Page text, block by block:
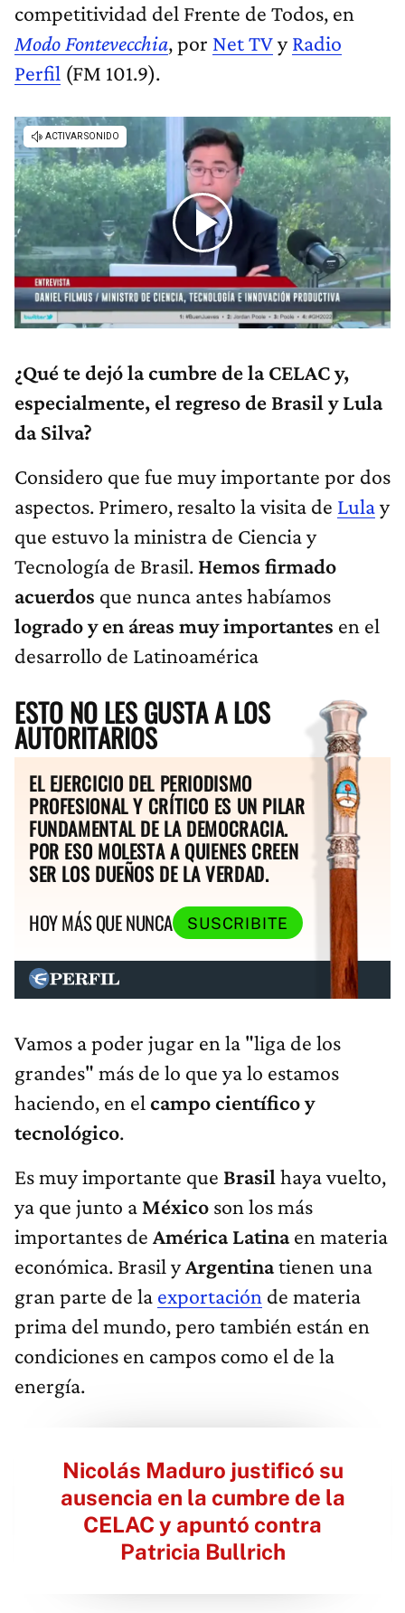
competitividad del Frente de Todos, en
Modo Fontevecchia, por Net TVyRadio
Perfil (FM 101.9).
¿Qué te dejó la cumbre de la CELAC y,
especialmente, el regreso de Brasil y Lula
da Silva?
Considero que fue muy importante por dos
aspectos. Primero, resalto la visita de Lulay
que estuvo la ministra de Ciencia y
Tecnología de Brasil. Hemos firmado
acuerdos que nunca antes habíamos
logrado y en áreas muy importantes en el
desarrollo de Latinoamérica
ESTO NO LES GUSTA A LOS
AUTORITARIOS
EL EJERCICIO DEL PERIODISMO
PROFESIONAL Y CRÍTICO ES UN PILAR
FUNDAMENTAL DE LA DEMOCRACIA.
POR ESO MOLESTA A QUIENES CREEN
SER LOS DUEÑOS DE LA VERDAD.
HOY MÁS QUE NUNCA
SUSCRIBITE
Vamos a poder jugar en la "liga de los
grandes" más de lo que ya lo estamos
haciendo, en el campo científico y
tecnológico.
Es muy importante que Brasil haya vuelto,
ya que junto a México son los más
importantes de América Latinaen materia
económica. Brasil yArgentinatienen una
gran parte de la exportación de materia
prima del mundo, pero también están en
condiciones en campos como el de la
energía.
Nicolás Maduro justificó su
ausencia en la cumbre de la
CELAC y apuntó contra
Patricia Bullrich